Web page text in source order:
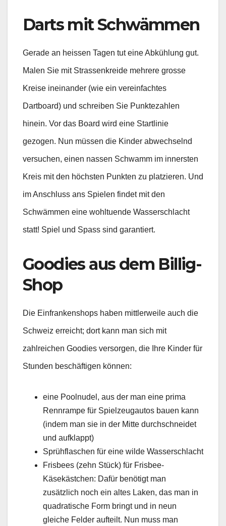
Darts mit Schwämmen
Gerade an heissen Tagen tut eine Abkühlung gut.
Malen Sie mit Strassenkreide mehrere grosse
Kreise ineinander (wie ein vereinfachtes
Dartboard) und schreiben Sie Punktezahlen
hinein. Vor das Board wird eine Startlinie
gezogen. Nun müssen die Kinder abwechselnd
versuchen, einen nassen Schwamm im innersten
Kreis mit den höchsten Punkten zu platzieren. Und
im Anschluss ans Spielen findet mit den
Schwämmen eine wohltuende Wasserschlacht
statt! Spiel und Spass sind garantiert.
Goodies aus dem Billig-
Shop
Die Einfrankenshops haben mittlerweile auch die
Schweiz erreicht; dort kann man sich mit
zahlreichen Goodies versorgen, die Ihre Kinder für
Stunden beschäftigen können:
eine Poolnudel, aus der man eine prima
Rennrampe für Spielzeugautos bauen kann
(indem man sie in der Mitte durchschneidet
und aufklappt)
Sprühflaschen für eine wilde Wasserschlacht
Frisbees (zehn Stück) für Frisbee-
Käsekästchen: Dafür benötigt man
zusätzlich noch ein altes Laken, das man in
quadratische Form bringt und in neun
gleiche Felder aufteilt. Nun muss man